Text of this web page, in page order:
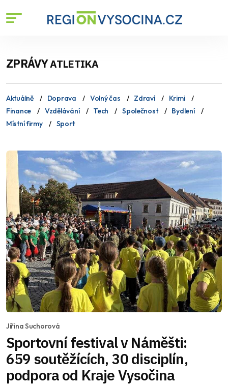
ZPRÁVYATLETIKA
Aktuálně Doprava Volný čas Zdraví
Krimi
Finance
Vzdělávání Tech Společnost
Bydlení
Místní firmy
Sport
Jiřina Suchorová
Sportovní festival v Náměšti:
659 soutěžících, 30 disciplín,
podpora od Kraje Vysočina